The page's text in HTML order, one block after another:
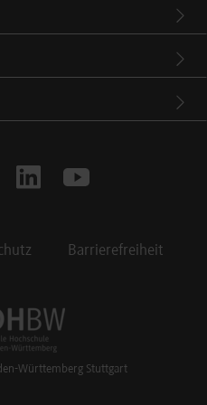
linkedinyoutube
Barrierefreiheit
Württemberg Stuttgart